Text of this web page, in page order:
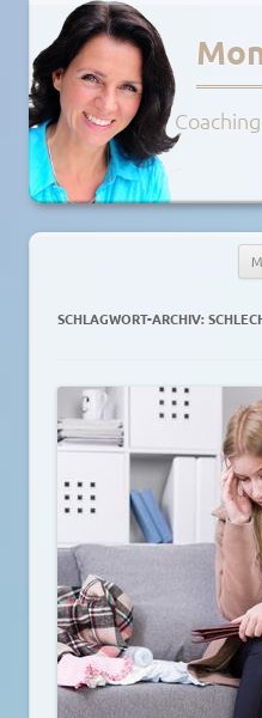
SCHLAGWORT-ARCHIV:
springen